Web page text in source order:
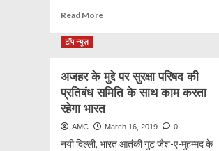
Read MoreRead
शामिल
हुए
भाजपा
अंशुल
वर्मा
टॉप न्यूज़
अजहर के मुद्दे पर सुरक्षा परिषद की
प्रतिबंध समिति के साथ काम करता
रहेगा भारत
AMC March 16, 2019 0
नयी दिल्ली, भारत आतंकी गुट जैश-ए-मुहम्मद के